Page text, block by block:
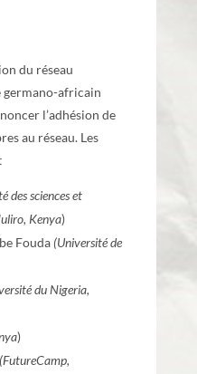
du réseau
germano-africain
l’adhésion de
au réseau. Les
des sciences et
Kenya)
Fouda (Université de
du Nigeria,
)
(FutureCamp,